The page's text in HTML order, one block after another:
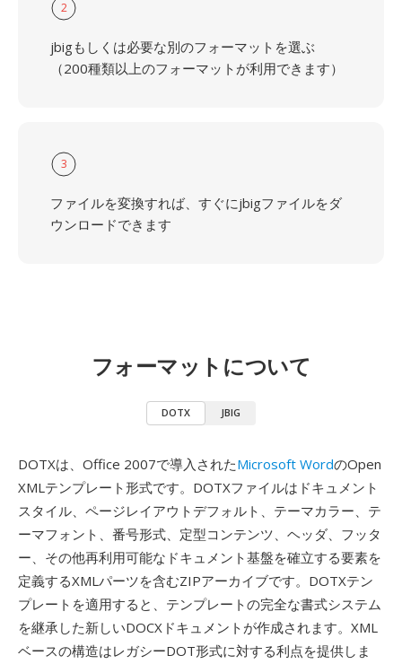
2
jbigもしくは必要な別のフォーマットを選ぶ
（200種類以上のフォーマットが利用できます）
3
ファイルを変換すれば、すぐにjbigファイルをダ
ウンロードできます
フォーマットについて
DOTX JBIG
DOTXは、Office 2007で導入されたMicrosoft WordのOpen
XMLテンプレート形式です。DOTXファイルはドキュメント
スタイル、ページレイアウトデフォルト、テーマカラー、テ
ーマフォント、番号形式、定型コンテンツ、ヘッダ、フッタ
ー、その他再利用可能なドキュメント基盤を確立する要素を
定義するXMLパーツを含むZIPアーカイブです。DOTXテン
プレートを適用すると、テンプレートの完全な書式システム
を継承した新しいDOCXドキュメントが作成されます。XML
ベースの構造はレガシーDOT形式に対する利点を提供しま